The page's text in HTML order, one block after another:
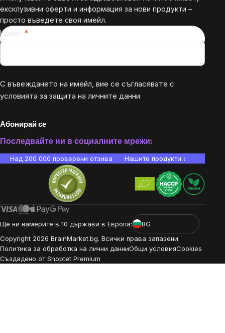
ексклузивни оферти и информация за нови продукти –
просто въведете своя имейл.
Имейл
С въвеждането на имейл, вие се съгласявате с
условията за защита на личните данни
Абонирай се
Последвайте ни в социалните мрежи:
Над 200 000 проверени отзива Нашите продукти са
Ще ни намерите в 10 държави в Европа:
BG
Copyright 2026 BrainMarket.bg. Всички права запазени.
Политика за обработка на лични данниОбщи условияCookies
Създадено от Shoptet Premium